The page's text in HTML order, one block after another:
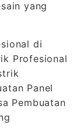
yang
di
Profesional
Panel
Pembuatan